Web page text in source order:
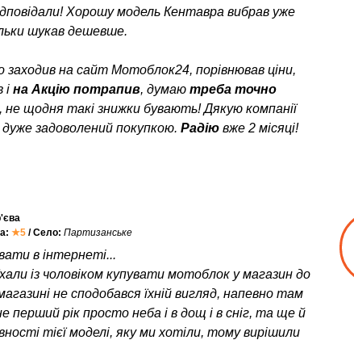
в інтернеті...
із чоловіком купувати мотоблок у магазин до
не сподобався їхній вигляд, напевно там
перший рік просто неба і в дощ і в сніг, та ще й
тієї моделі, яку ми хотіли, тому вирішили
★5 / Село: Партизанське
Хорошу модель Кентавра вибрав уже
шукав дешевше.
заходив на сайт Мотоблок24, порівнював ціни,
і на Акцію потрапив, думаю треба точно
, не щодня такі знижки бувають! Дякую компанії
задоволений покупкою. Радію вже 2 місяці!